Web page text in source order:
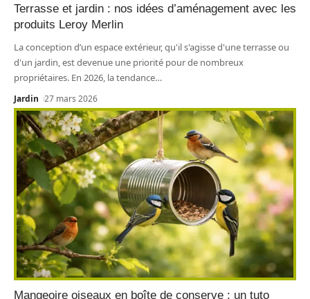
Terrasse et jardin : nos idées d’aménagement avec les
produits Leroy Merlin
La conception d’un espace extérieur, qu'il s'agisse d'une terrasse ou
d'un jardin, est devenue une priorité pour de nombreux
propriétaires. En 2026, la tendance…
Jardin 27 mars 2026
Mangeoire oiseaux en boîte de conserve : un tuto